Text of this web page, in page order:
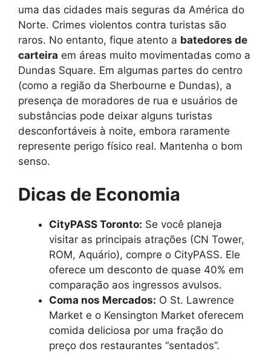
uma das cidades mais seguras da América do
Norte. Crimes violentos contra turistas são
raros. No entanto, fique atento a batedores de
carteira em áreas muito movimentadas como a
Dundas Square. Em algumas partes do centro
(como a região da Sherbourne e Dundas), a
presença de moradores de rua e usuários de
substâncias pode deixar alguns turistas
desconfortáveis à noite, embora raramente
represente perigo físico real. Mantenha o bom
senso.
Dicas de Economia
CityPASS Toronto: Se você planeja
visitar as principais atrações (CN Tower,
ROM, Aquário), compre o CityPASS. Ele
oferece um desconto de quase 40% em
comparação aos ingressos avulsos.
Coma nos Mercados: O St. Lawrence
Market e o Kensington Market oferecem
comida deliciosa por uma fração do
preço dos restaurantes “sentados”.